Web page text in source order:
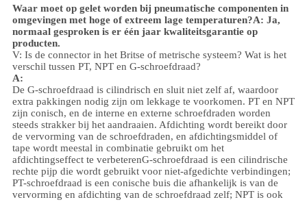
Waar moet op gelet worden bij pneumatische componenten in
omgevingen met hoge of extreem lage temperaturen?A: Ja,
normaal gesproken is er één jaar kwaliteitsgarantie op
producten.
V: Is de connector in het Britse of metrische systeem? Wat is het
verschil tussen PT, NPT en G-schroefdraad?
A:
De G-schroefdraad is cilindrisch en sluit niet zelf af, waardoor
extra pakkingen nodig zijn om lekkage te voorkomen. PT en NPT
zijn conisch, en de interne en externe schroefdraden worden
steeds strakker bij het aandraaien. Afdichting wordt bereikt door
de vervorming van de schroefdraden, en afdichtingsmiddel of
tape wordt meestal in combinatie gebruikt om het
afdichtingseffect te verbeterenG-schroefdraad is een cilindrische
rechte pijp die wordt gebruikt voor niet-afgedichte verbindingen;
PT-schroefdraad is een conische buis die afhankelijk is van de
vervorming en afdichting van de schroefdraad zelf; NPT is ook